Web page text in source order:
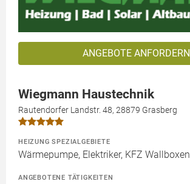
ANGEBOTE ANFORDERN
Wiegmann Haustechnik
Rautendorfer Landstr. 48, 28879 Grasberg
HEIZUNG SPEZIALGEBIETE
Wärmepumpe, Elektriker, KFZ Wallboxen
ANGEBOTENE TÄTIGKEITEN